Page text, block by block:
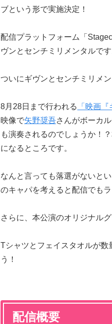
ブという形で実施決定！
配信プラットフォーム「
ヴンとセンチミリメンタルです
ついにギヴンとセンチミリメ
8月28日まで行われる 「映画
映像で矢野奨吾さんがボーカ
も演奏されるのでしょうか！？
になるところです。
なんと言っても落選がないと
のキャパを考えると配信でも
さらに、本公演のオリジナル
Tシャツとフェイスタオルが数
う！
配信概要